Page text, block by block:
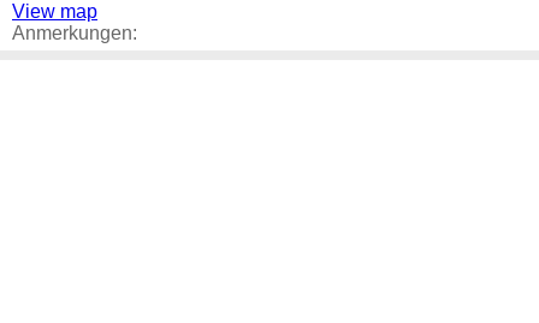
View map
Anmerkungen: